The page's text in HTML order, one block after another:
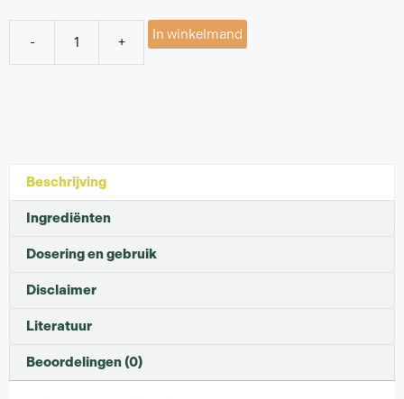
- + In winkelmand
Beschrijving
Ingrediënten
Dosering en gebruik
Disclaimer
Literatuur
Beoordelingen (0)